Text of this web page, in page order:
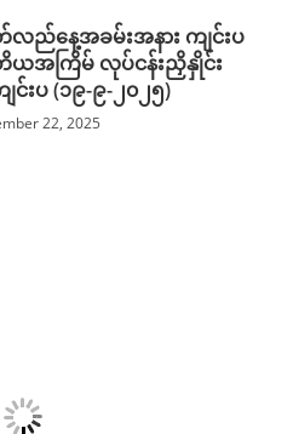
လည်နေ့အခမ်းအနား ကျင်းပ
ယအကြိမ် လုပ်ငန်းညှိနှိုင်း
းပ (၁၉-၉-၂၀၂၅)
22, 2025